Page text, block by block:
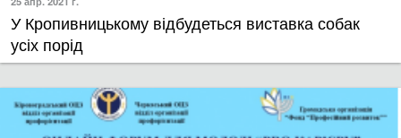
У Кропивницькому відбудеться виставка собак
усіх порід